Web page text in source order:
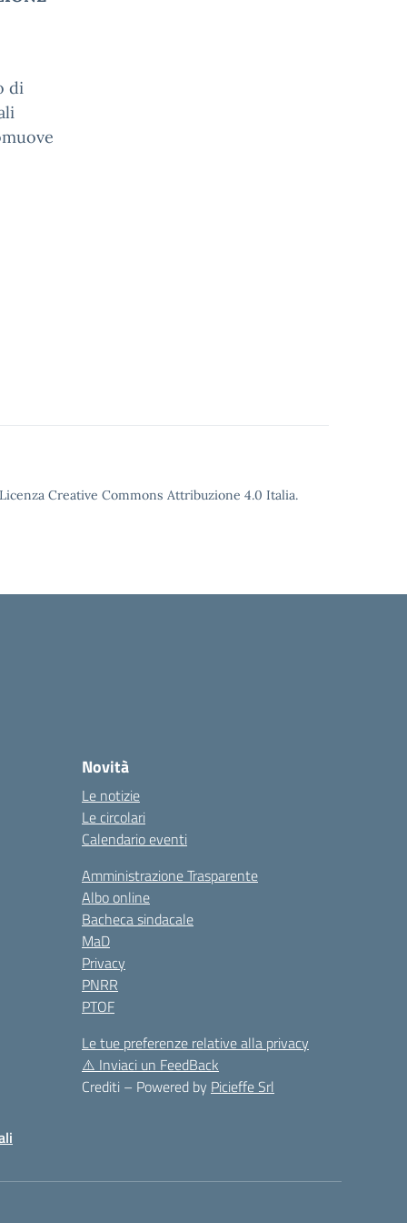
di
Creative Commons Attribuzione 4.0 Italia.
Novità
Le notizie
Le circolari
Calendario eventi
Amministrazione Trasparente
Albo online
Bacheca sindacale
MaD
Privacy
PNRR
PTOF
Le tue preferenze relative alla privacy
⚠️ Inviaci un FeedBack
Crediti – Powered by Picieffe Srl